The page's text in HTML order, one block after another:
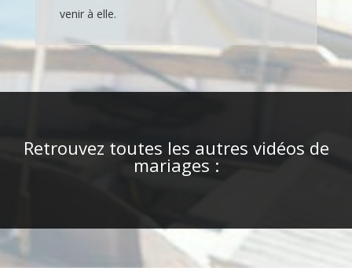
venir à elle.
Retrouvez toutes les autres vidéos de
mariages :